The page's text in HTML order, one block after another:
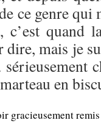
ce genre
quand
dire, mais je
en
gracieusement